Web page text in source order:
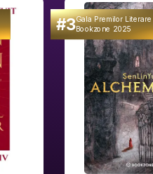
#3Gala Premilor Literare
Bookzone 2025